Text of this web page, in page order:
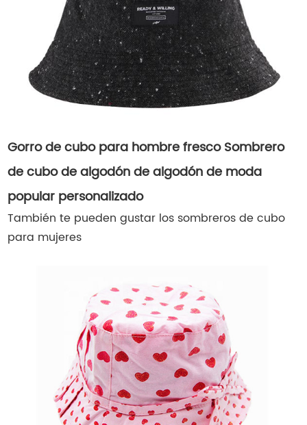
Gorro de cubo para hombre fresco Sombrero
de cubo de algodón de algodón de moda
popular personalizado
También te pueden gustar los sombreros de cubo
para mujeres